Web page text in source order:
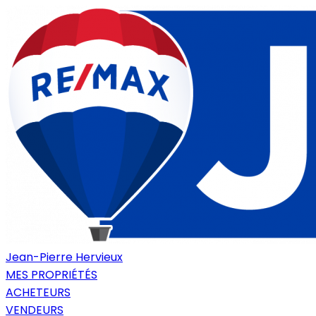
Jean-Pierre Hervieux
MES PROPRIÉTÉS
ACHETEURS
VENDEURS